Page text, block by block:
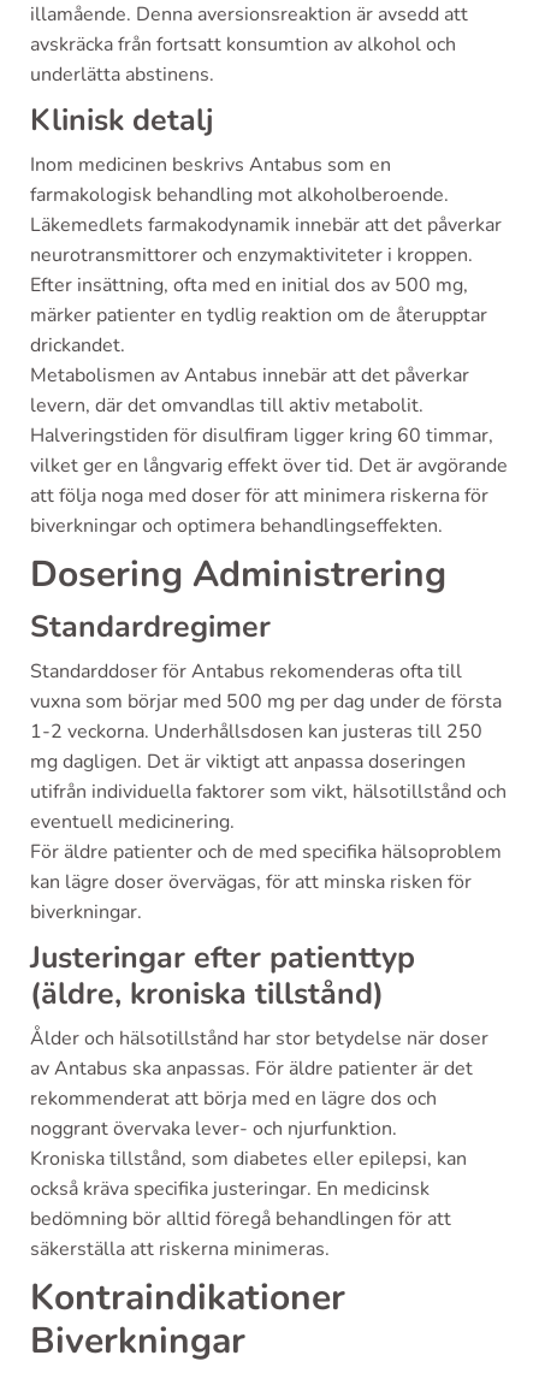
illamående. Denna aversionsreaktion är avsedd att
avskräcka från fortsatt konsumtion av alkohol och
underlätta abstinens.
Klinisk detalj
Inom medicinen beskrivs Antabus som en
farmakologisk behandling mot alkoholberoende.
Läkemedlets farmakodynamik innebär att det påverkar
neurotransmittorer och enzymaktiviteter i kroppen.
Efter insättning, ofta med en initial dos av 500 mg,
märker patienter en tydlig reaktion om de återupptar
drickandet.
Metabolismen av Antabus innebär att det påverkar
levern, där det omvandlas till aktiv metabolit.
Halveringstiden för disulfiram ligger kring 60 timmar,
vilket ger en långvarig effekt över tid. Det är avgörande
att följa noga med doser för att minimera riskerna för
biverkningar och optimera behandlingseffekten.
Dosering Administrering
Standardregimer
Standarddoser för Antabus rekomenderas ofta till
vuxna som börjar med 500 mg per dag under de första
1-2 veckorna. Underhållsdosen kan justeras till 250
mg dagligen. Det är viktigt att anpassa doseringen
utifrån individuella faktorer som vikt, hälsotillstånd och
eventuell medicinering.
För äldre patienter och de med specifika hälsoproblem
kan lägre doser övervägas, för att minska risken för
biverkningar.
Justeringar efter patienttyp
(äldre, kroniska tillstånd)
Ålder och hälsotillstånd har stor betydelse när doser
av Antabus ska anpassas. För äldre patienter är det
rekommenderat att börja med en lägre dos och
noggrant övervaka lever- och njurfunktion.
Kroniska tillstånd, som diabetes eller epilepsi, kan
också kräva specifika justeringar. En medicinsk
bedömning bör alltid föregå behandlingen för att
säkerställa att riskerna minimeras.
Kontraindikationer
Biverkningar